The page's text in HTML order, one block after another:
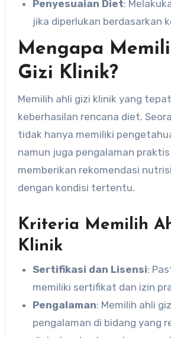
Penyesuaian Diet:
jika diperlukan berdasarkan
Mengapa
Gizi Klinik?
Memilih ahli gizi klinik yang
keberhasilan rencana diet.
tidak hanya memiliki
namun juga pengalaman
memberikan rekomendasi
dengan kondisi tertentu.
Kriteria Memilih
Klinik
Sertifikasi dan Lisensi:
memiliki sertifikat dan izin
Pengalaman: Memilih ahli
pengalaman di bidang yang